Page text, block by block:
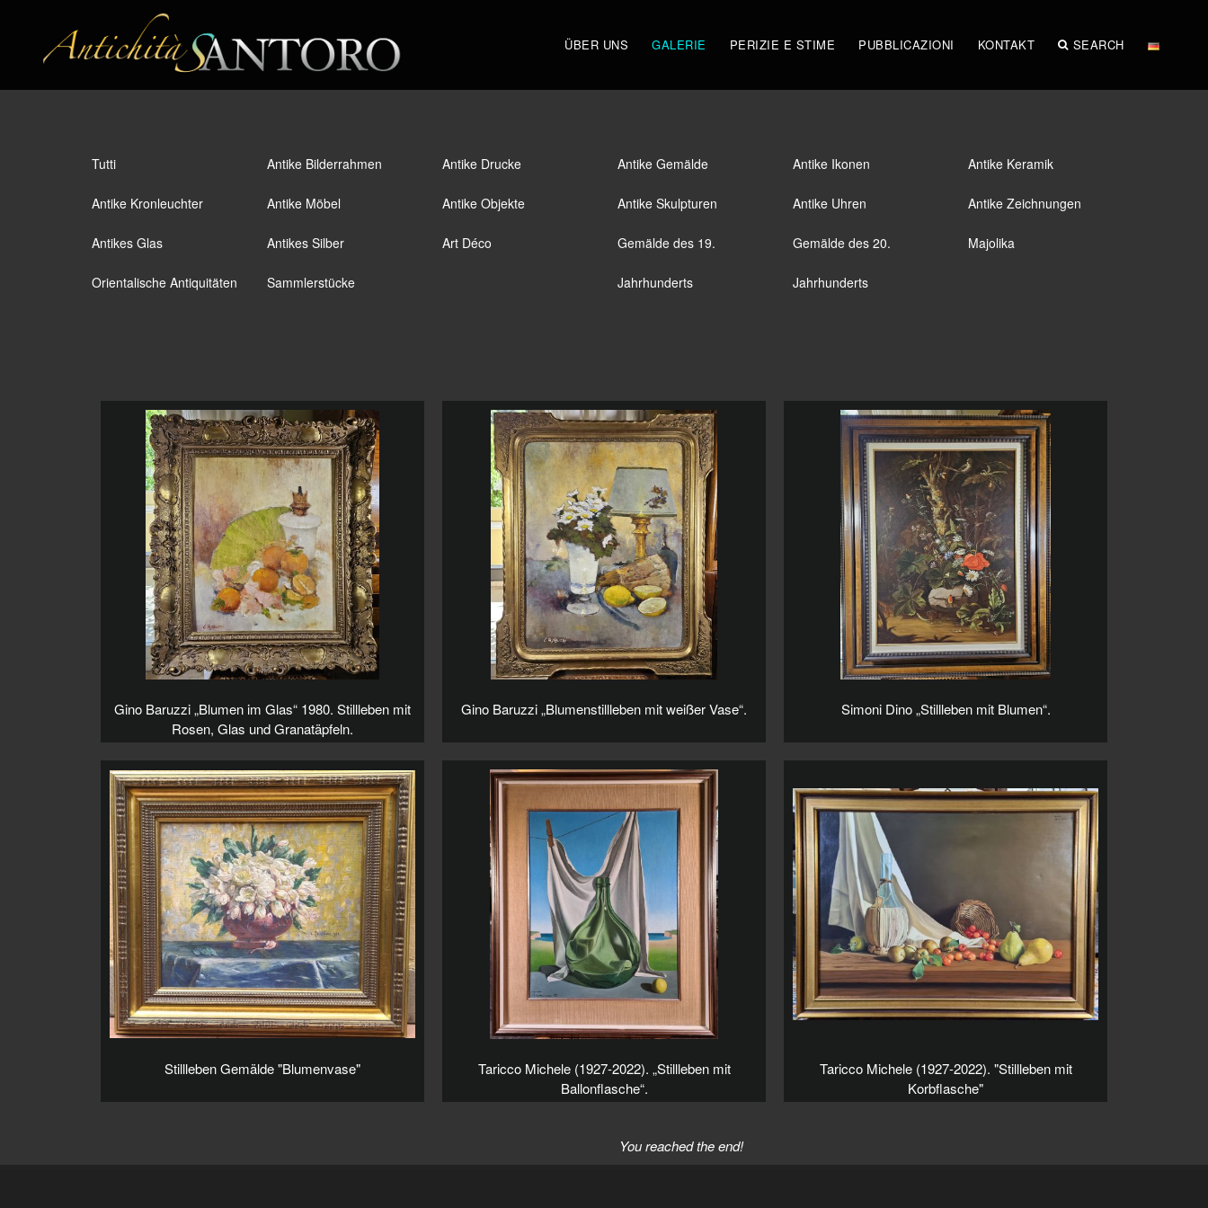
ÜBER UNS GALERIE PERIZIE E STIME PUBBLICAZIONI KONTAKT SEARCH
Tutti Antike Bilderrahmen Antike Drucke Antike Gemälde Antike Ikonen Antike Keramik
Antike Kronleuchter Antike Möbel Antike Objekte Antike Skulpturen Antike Uhren Antike Zeichnungen
Antikes Glas Antikes Silber Art Déco Gemälde des 19.
Jahrhunderts
Gemälde des 20.
Jahrhunderts
Majolika
Orientalische Antiquitäten Sammlerstücke
Gino Baruzzi „Blumen im Glas“ 1980. Stillleben mit
Rosen, Glas und Granatäpfeln.
Gino Baruzzi „Blumenstillleben mit weißer Vase“. Simoni Dino „Stillleben mit Blumen“.
Stillleben Gemälde "Blumenvase"
Taricco Michele (1927-2022). „Stillleben mit
Ballonflasche“.
Taricco Michele (1927-2022). "Stillleben mit
Korbflasche"
You reached the end!